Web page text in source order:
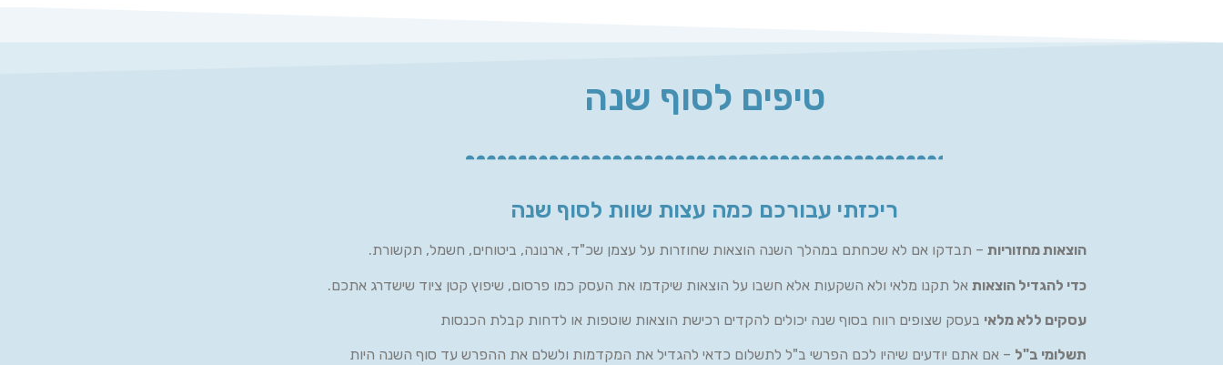
טיפים לסוף שנה
ריכזתי עבורכם כמה עצות שוות לסוף שנה
הוצאות מחזוריות – תבדקו אם לא שכחתם במהלך השנה הוצאות שחוזרות על עצמן שכ"ד, ארנונה, ביטוחים, חשמל, תקשורת.
כדי להגדיל הוצאות אל תקנו מלאי ולא השקעות אלא חשבו על הוצאות שיקדמו את העסק כמו פרסום, שיפוץ קטן ציוד שישדרג אתכם.
עסקים ללא מלאי בעסק שצופים רווח בסוף שנה יכולים להקדים רכישת הוצאות שוטפות או לדחות קבלת הכנסות
תשלומי ב"ל – אם אתם יודעים שיהיו לכם הפרשי ב"ל לתשלום כדאי להגדיל את המקדמות ולשלם את ההפרש עד סוף השנה היות